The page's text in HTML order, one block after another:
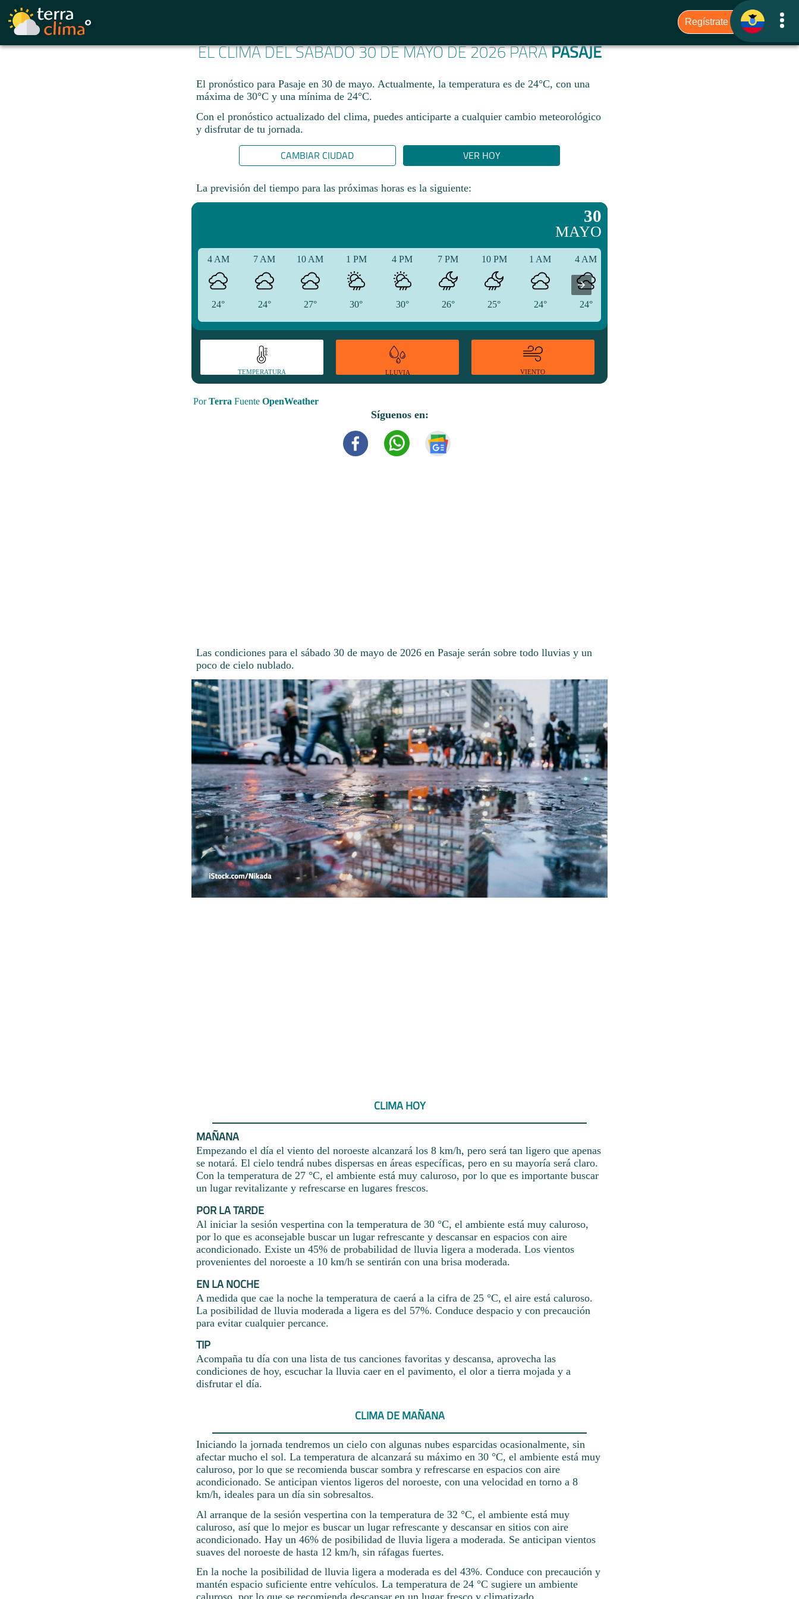
EL CLIMA DEL SÁBADO 30 DE MAYO DE 2026 PARAPASAJE
El pronóstico para Pasaje en 30 de mayo. Actualmente, la temperatura es de 24°C, con una
máxima de 30°C y una mínima de 24°C.
Con el pronóstico actualizado del clima, puedes anticiparte a cualquier cambio meteorológico
y disfrutar de tu jornada.​
CAMBIAR CIUDAD VER HOY
La previsión del tiempo para las próximas horas es la siguiente:
30
MAYO
4 AM
24°
7 AM
24°
10 AM
27°
1 PM
30°
4 PM
30°
7 PM
26°
10 PM
25°
1 AM
24°
4 AM
24°
TEMPERATURA LLUVIA VIENTO
PorTerra Fuente OpenWeather
Síguenos en:
Las condiciones para el sábado 30 de mayo de 2026 en Pasaje serán sobre todo lluvias y un
poco de cielo nublado.
CLIMA HOY
MAÑANA
Empezando el día el viento del noroeste alcanzará los 8 km/h, pero será tan ligero que apenas
se notará. El cielo tendrá nubes dispersas en áreas específicas, pero en su mayoría será claro.
Con la temperatura de 27 °C, el ambiente está muy caluroso, por lo que es importante buscar
un lugar revitalizante y refrescarse en lugares frescos.
POR LA TARDE
Al iniciar la sesión vespertina con la temperatura de 30 °C, el ambiente está muy caluroso,
por lo que es aconsejable buscar un lugar refrescante y descansar en espacios con aire
acondicionado. Existe un 45% de probabilidad de lluvia ligera a moderada. Los vientos
provenientes del noroeste a 10 km/h se sentirán con una brisa moderada.
EN LA NOCHE
A medida que cae la noche la temperatura de caerá a la cifra de 25 °C, el aire está caluroso.
La posibilidad de lluvia moderada a ligera es del 57%. Conduce despacio y con precaución
para evitar cualquier percance.
TIP
Acompaña tu día con una lista de tus canciones favoritas y descansa, aprovecha las
condiciones de hoy, escuchar la lluvia caer en el pavimento, el olor a tierra mojada y a
disfrutar el día.
CLIMA DE MAÑANA
Iniciando la jornada tendremos un cielo con algunas nubes esparcidas ocasionalmente, sin
afectar mucho el sol. La temperatura de alcanzará su máximo en 30 °C, el ambiente está muy
caluroso, por lo que se recomienda buscar sombra y refrescarse en espacios con aire
acondicionado. Se anticipan vientos ligeros del noroeste, con una velocidad en torno a 8
km/h, ideales para un día sin sobresaltos.
Al arranque de la sesión vespertina con la temperatura de 32 °C, el ambiente está muy
caluroso, así que lo mejor es buscar un lugar refrescante y descansar en sitios con aire
acondicionado. Hay un 46% de posibilidad de lluvia ligera a moderada. Se anticipan vientos
suaves del noroeste de hasta 12 km/h, sin ráfagas fuertes.
En la noche la posibilidad de lluvia ligera a moderada es del 43%. Conduce con precaución y
mantén espacio suficiente entre vehículos. La temperatura de 24 °C sugiere un ambiente